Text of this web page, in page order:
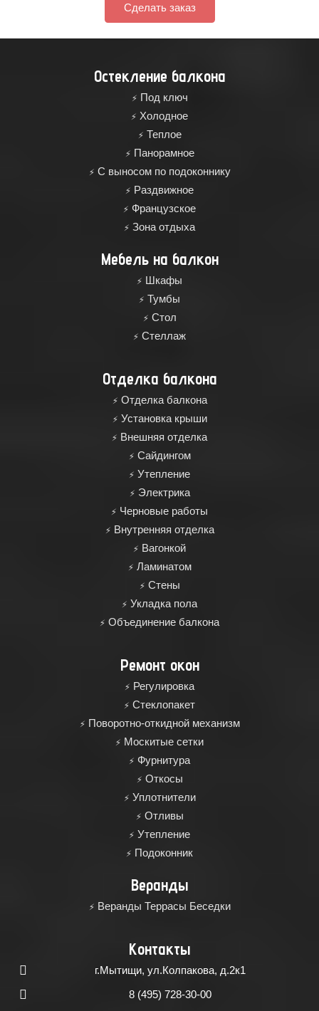
Сделать заказ
Остекление балкона
Под ключ
Холодное
Теплое
Панорамное
С выносом по подоконнику
Раздвижное
Французское
Зона отдыха
Мебель на балкон
Шкафы
Тумбы
Стол
Стеллаж
Отделка балкона
Отделка балкона
Установка крыши
Внешняя отделка
Сайдингом
Утепление
Электрика
Черновые работы
Внутренняя отделка
Вагонкой
Ламинатом
Стены
Укладка пола
Объединение балкона
Ремонт окон
Регулировка
Cтеклопакет
Поворотно-откидной механизм
Москитые сетки
Фурнитура
Откосы
Уплотнители
Отливы
Утепление
Подоконник
Веранды
Веранды Террасы Беседки
Контакты
г.Мытищи, ул.Колпакова, д.2к1
8 (495) 728-30-00